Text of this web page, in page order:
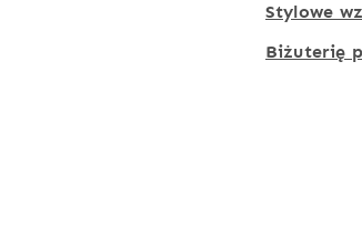
Stylowe
Biżuterię